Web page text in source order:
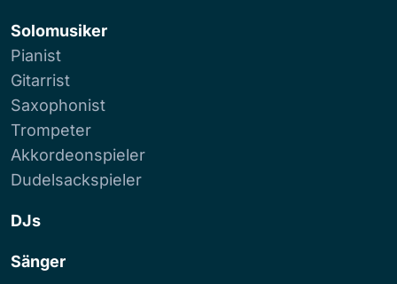
Solomusiker
Pianist
Gitarrist
Saxophonist
Trompeter
Akkordeonspieler
Dudelsackspieler
DJs
Sänger